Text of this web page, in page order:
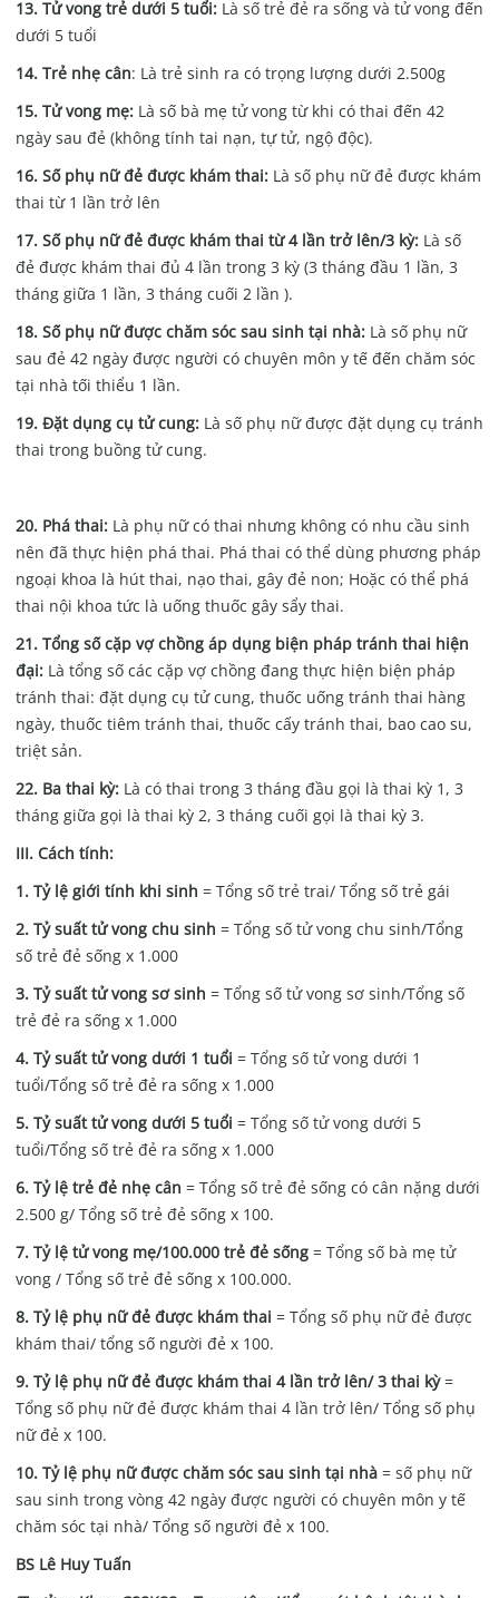
13. Tử vong trẻ dưới 5 tuổi:Là số trẻ đẻ ra sống và tử vong đến
dưới 5 tuổi
14. Trẻ nhẹ cân: Là trẻ sinh ra có trọng lượng dưới 2.500g
15. Tử vong mẹ:Là số bà mẹ tử vong từ khi có thai đến 42
ngày sau đẻ (không tính tai nạn, tự tử, ngộ độc).
16. Số phụ nữ đẻ được khám thai:Là số phụ nữ đẻ được khám
thai từ 1 lần trở lên
17. Số phụ nữ đẻ được khám thai từ 4 lần trở lên/3 kỳ:Là số
đẻ được khám thai đủ 4 lần trong 3 kỳ (3 tháng đầu 1 lần, 3
tháng giữa 1 lần, 3 tháng cuối 2 lần ).
18. Số phụ nữ được chăm sóc sau sinh tại nhà:Là số phụ nữ
sau đẻ 42 ngày được người có chuyên môn y tế đến chăm sóc
tại nhà tối thiểu 1 lần.
19. Đặt dụng cụ tử cung: Là số phụ nữ được đặt dụng cụ tránh
thai trong buồng tử cung.
20. Phá thai:Là phụ nữ có thai nhưng không có nhu cầu sinh
nên đã thực hiện phá thai. Phá thai có thể dùng phương pháp
ngoại khoa là hút thai, nạo thai, gây đẻ non; Hoặc có thể phá
thai nội khoa tức là uống thuốc gây sẩy thai.
21. Tổng số cặp vợ chồng áp dụng biện pháp tránh thai hiện
đại:Là tổng số các cặp vợ chồng đang thực hiện biện pháp
tránh thai: đặt dụng cụ tử cung, thuốc uống tránh thai hàng
ngày, thuốc tiêm tránh thai, thuốc cấy tránh thai, bao cao su,
triệt sản.
22. Ba thai kỳ:Là có thai trong 3 tháng đầu gọi là thai kỳ 1, 3
tháng giữa gọi là thai kỳ 2, 3 tháng cuối gọi là thai kỳ 3.
III. Cách tính:
1. Tỷ lệ giới tính khi sinh = Tổng số trẻ trai/ Tổng số trẻ gái
2. Tỷ suất tử vong chu sinh = Tổng số tử vong chu sinh/Tổng
số trẻ đẻ sống x 1.000
3. Tỷ suất tử vong sơ sinh = Tổng số tử vong sơ sinh/Tổng số
trẻ đẻ ra sống x 1.000
4. Tỷ suất tử vong dưới 1 tuổi = Tổng số tử vong dưới 1
tuổi/Tổng số trẻ đẻ ra sống x 1.000
5. Tỷ suất tử vong dưới 5 tuổi = Tổng số tử vong dưới 5
tuổi/Tổng số trẻ đẻ ra sống x 1.000
6. Tỷ lệ trẻ đẻ nhẹ cân = Tổng số trẻ đẻ sống có cân nặng dưới
2.500 g/ Tổng số trẻ đẻ sống x 100.
7. Tỷ lệ tử vong mẹ/100.000 trẻ đẻ sống= Tổng số bà mẹ tử
vong / Tổng số trẻ đẻ sống x 100.000.
8. Tỷ lệ phụ nữ đẻ được khám thai = Tổng số phụ nữ đẻ được
khám thai/ tổng số người đẻ x 100.
9. Tỷ lệ phụ nữ đẻ được khám thai 4 lần trở lên/ 3 thai kỳ=
Tổng số phụ nữ đẻ được khám thai 4 lần trở lên/ Tổng số phụ
nữ đẻ x 100.
10. Tỷ lệ phụ nữ được chăm sóc sau sinh tại nhà= số phụ nữ
sau sinh trong vòng 42 ngày được người có chuyên môn y tế
chăm sóc tại nhà/ Tổng số người đẻ x 100.
BS Lê Huy Tuấn